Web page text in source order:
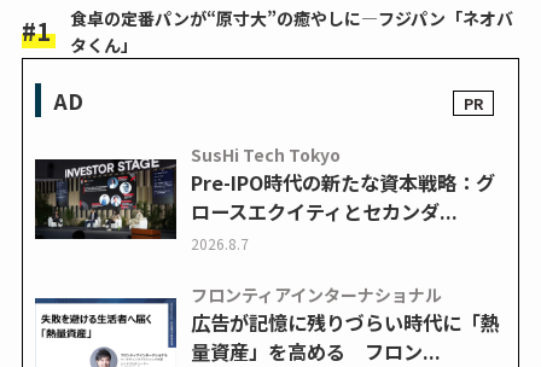
食卓の定番パンが“原寸大”の癒やしに―フジパン「ネオバ
タくん」
AD
SusHi Tech Tokyo
Pre-IPO時代の新たな資本戦略：グ
ロースエクイティとセカンダ...
2026.8.7
フロンティアインターナショナル
広告が記憶に残りづらい時代に「熱
量資産」を高める フロン...